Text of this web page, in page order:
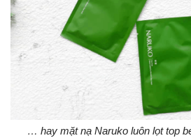
… hay mặt nạ Naruko luôn lọt top